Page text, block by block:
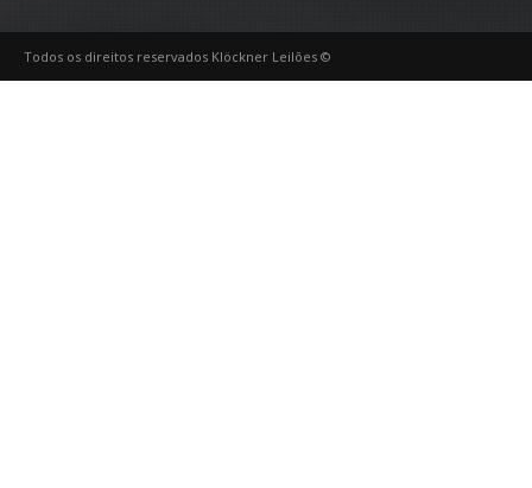
Todos os direitos reservados Klöckner Leilões ©